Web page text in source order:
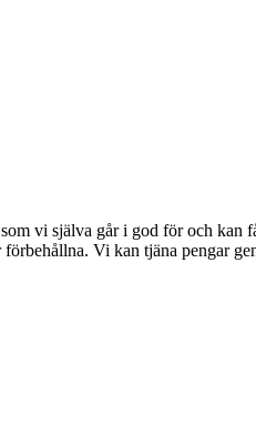
vi själva går i god för och kan
Vi kan tjäna pengar